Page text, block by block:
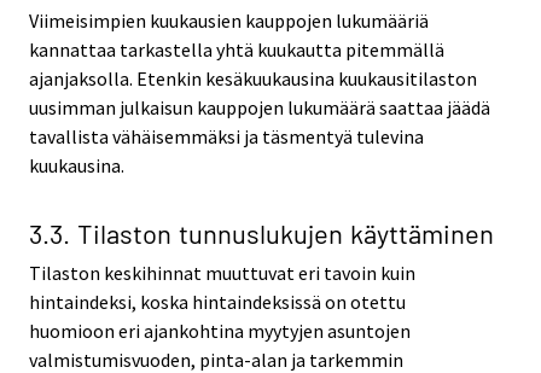
Viimeisimpien kuukausien kauppojen lukumääriä
kannattaa tarkastella yhtä kuukautta pitemmällä
ajanjaksolla. Etenkin kesäkuukausina kuukausitilaston
uusimman julkaisun kauppojen lukumäärä saattaa jäädä
tavallista vähäisemmäksi ja täsmentyä tulevina
kuukausina.
3.3. Tilaston tunnuslukujen käyttäminen
Tilaston keskihinnat muuttuvat eri tavoin kuin
hintaindeksi, koska hintaindeksissä on otettu
huomioon eri ajankohtina myytyjen asuntojen
valmistumisvuoden, pinta-alan ja tarkemmin